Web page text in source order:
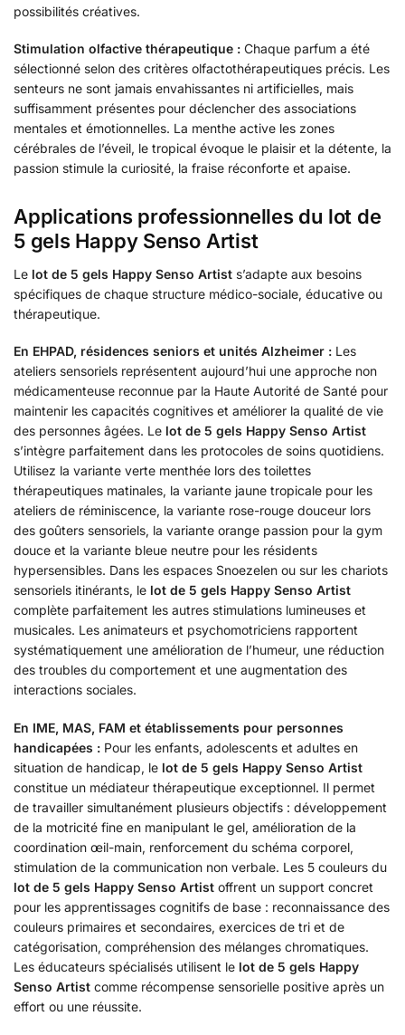
possibilités créatives.
Stimulation olfactive thérapeutique : Chaque parfum a été
sélectionné selon des critères olfactothérapeutiques précis. Les
senteurs ne sont jamais envahissantes ni artificielles, mais
suffisamment présentes pour déclencher des associations
mentales et émotionnelles. La menthe active les zones
cérébrales de l’éveil, le tropical évoque le plaisir et la détente, la
passion stimule la curiosité, la fraise réconforte et apaise.
Applications professionnelles du lot de
5 gels Happy Senso Artist
Le lot de 5 gels Happy Senso Artist s’adapte aux besoins
spécifiques de chaque structure médico-sociale, éducative ou
thérapeutique.
En EHPAD, résidences seniors et unités Alzheimer : Les
ateliers sensoriels représentent aujourd’hui une approche non
médicamenteuse reconnue par la Haute Autorité de Santé pour
maintenir les capacités cognitives et améliorer la qualité de vie
des personnes âgées. Le lot de 5 gels Happy Senso Artist
s’intègre parfaitement dans les protocoles de soins quotidiens.
Utilisez la variante verte menthée lors des toilettes
thérapeutiques matinales, la variante jaune tropicale pour les
ateliers de réminiscence, la variante rose-rouge douceur lors
des goûters sensoriels, la variante orange passion pour la gym
douce et la variante bleue neutre pour les résidents
hypersensibles. Dans les espaces Snoezelen ou sur les chariots
sensoriels itinérants, le lot de 5 gels Happy Senso Artist
complète parfaitement les autres stimulations lumineuses et
musicales. Les animateurs et psychomotriciens rapportent
systématiquement une amélioration de l’humeur, une réduction
des troubles du comportement et une augmentation des
interactions sociales.
En IME, MAS, FAM et établissements pour personnes
handicapées : Pour les enfants, adolescents et adultes en
situation de handicap, le lot de 5 gels Happy Senso Artist
constitue un médiateur thérapeutique exceptionnel. Il permet
de travailler simultanément plusieurs objectifs : développement
de la motricité fine en manipulant le gel, amélioration de la
coordination œil-main, renforcement du schéma corporel,
stimulation de la communication non verbale. Les 5 couleurs du
lot de 5 gels Happy Senso Artist offrent un support concret
pour les apprentissages cognitifs de base : reconnaissance des
couleurs primaires et secondaires, exercices de tri et de
catégorisation, compréhension des mélanges chromatiques.
Les éducateurs spécialisés utilisent le lot de 5 gels Happy
Senso Artist comme récompense sensorielle positive après un
effort ou une réussite.